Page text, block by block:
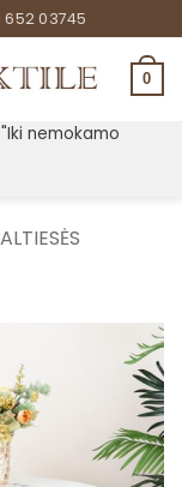
652 03745
0
nemokamo